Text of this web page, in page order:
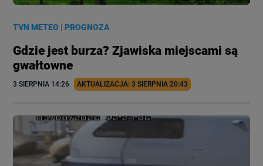
TVN METEO |PROGNOZA
Gdzie jest burza? Zjawiska miejscami są
gwałtowne
3 SIERPNIA 14:26 AKTUALIZACJA: 3 SIERPNIA 20:43